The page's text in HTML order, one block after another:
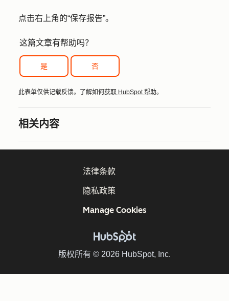
点击右上角的“保存报告”。
这篇文章有帮助吗？
是 否
此表单仅供记载反馈。了解如何 获取 HubSpot 帮助。
相关内容
版权所有 © 2026 HubSpot, Inc.
法律条款
隐私政策
Manage Cookies